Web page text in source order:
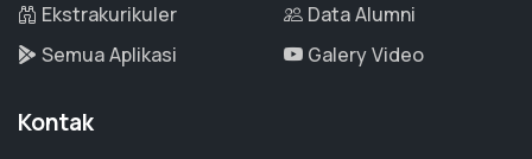
Ekstrakurikuler
Semua Aplikasi
Data Alumni
Galery Video
Kontak